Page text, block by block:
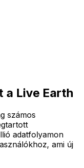
a Live Earth
számos
adatfolyamon
ami új